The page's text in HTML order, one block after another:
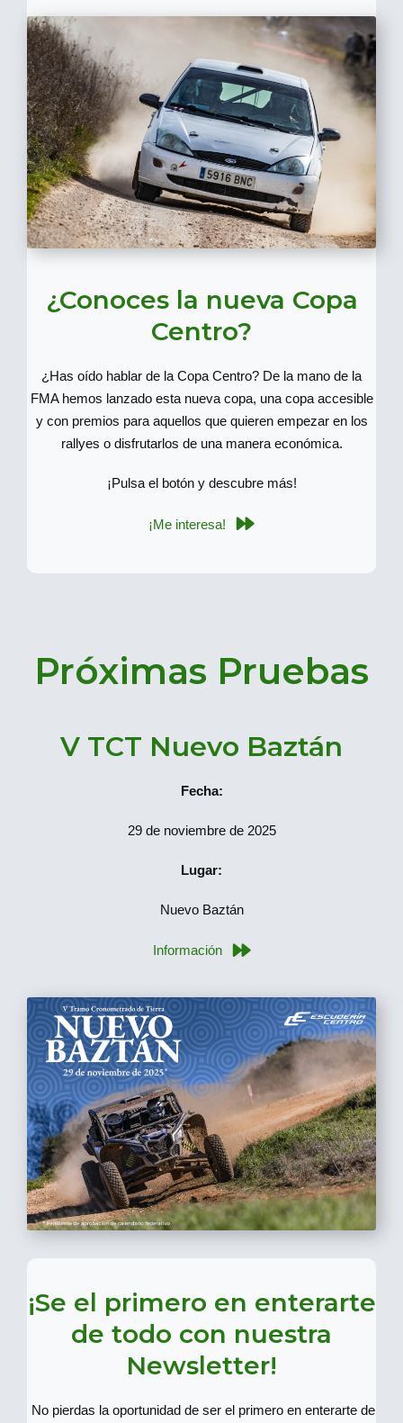
¿Conoces la nueva Copa
Centro?
¿Has oído hablar de la Copa Centro? De la mano de la
FMA hemos lanzado esta nueva copa, una copa accesible
y con premios para aquellos que quieren empezar en los
rallyes o disfrutarlos de una manera económica.
¡Pulsa el botón y descubre más!
¡Me interesa!
Próximas Pruebas
V TCT Nuevo Baztán
Fecha:
29 de noviembre de 2025
Lugar:
Nuevo Baztán
Información
¡Se el primero en enterarte
de todo con nuestra
Newsletter!
No pierdas la oportunidad de ser el primero en enterarte de